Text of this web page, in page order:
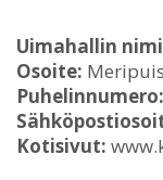
Uimahallin
Osoite:
Puhelinnumero:
Kotisivut: